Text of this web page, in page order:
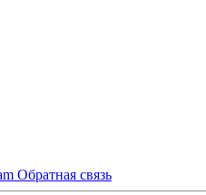
Обратная связь